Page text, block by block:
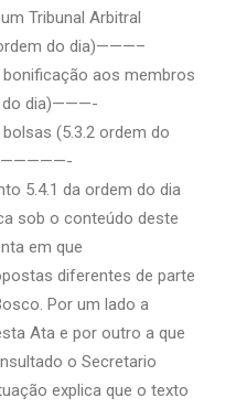
Tribunal Arbitral
do dia)———–
aos membros
do dia)———-
(5.3.2 ordem do
5.4.1 da ordem do dia
sob o conteúdo deste
em que
diferentes de parte
Por um lado a
Ata e por outro a que
o Secretario
explica que o texto